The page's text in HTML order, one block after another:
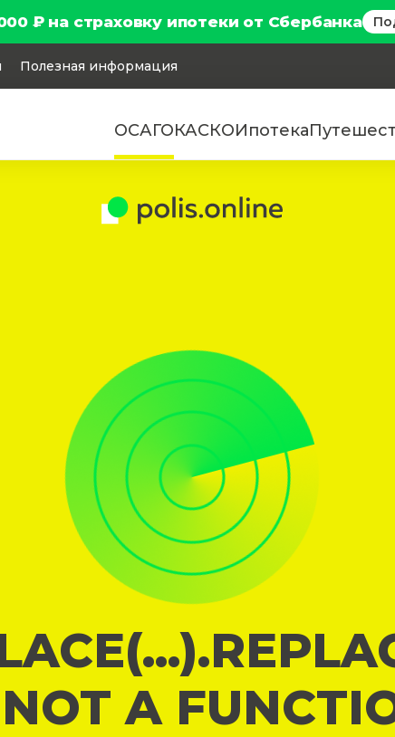
₽ на страховку ипотеки от Сбербанка
Полезная информация
ОСАГОКАСКОИпотека
A